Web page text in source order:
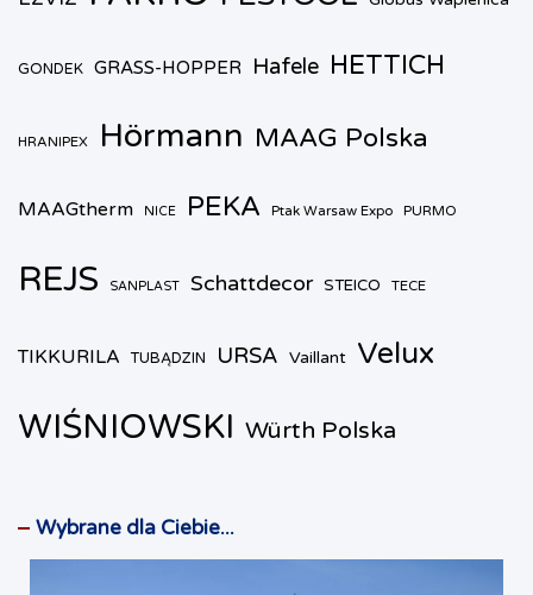
GONDEK GRASS-HOPPER Hafele HETTICH
HRANIPEX Hörmann MAAG Polska
MAAGtherm NICE PEKA Ptak Warsaw Expo PURMO
REJS SANPLAST Schattdecor STEICO TECE
TIKKURILA TUBĄDZIN URSA Vaillant Velux
WIŚNIOWSKI Würth Polska
Wybrane dla Ciebie...